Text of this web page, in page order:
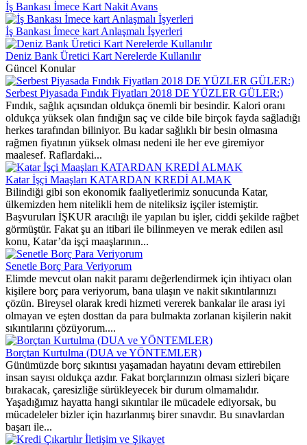
İş Bankası İmece Kart Nakit Avans
İş Bankası İmece kart Anlaşmalı İşyerleri
Deniz Bank Üretici Kart Nerelerde Kullanılır
Güncel Konular
Serbest Piyasada Fındık Fiyatları 2018 DE YÜZLER GÜLER:)
Fındık, sağlık açısından oldukça önemli bir besindir. Kalori oranı
oldukça yüksek olan fındığın saç ve cilde bile birçok fayda sağladığı
herkes tarafından biliniyor. Bu kadar sağlıklı bir besin olmasına
rağmen fiyatının yüksek olması nedeni ile her eve giremiyor
maalesef. Raflardaki...
Katar İşçi Maaşları KATARDAN KREDİ ALMAK
Bilindiği gibi son ekonomik faaliyetlerimiz sonucunda Katar,
ülkemizden hem nitelikli hem de niteliksiz işçiler istemiştir.
Başvuruları İŞKUR aracılığı ile yapılan bu işler, ciddi şekilde rağbet
görmüştür. Fakat şu an itibari ile bilinmeyen ve merak edilen asıl
konu, Katar’da işçi maaşlarının...
Senetle Borç Para Veriyorum
Elimde mevcut olan nakit paramı değerlendirmek için ihtiyacı olan
kişilere borç para veriyorum, bana ulaşın ve nakit sıkıntılarınızı
çözün. Bireysel olarak kredi hizmeti vererek bankalar ile arası iyi
olmayan ve eşten dosttan da para bulmakta zorlanan kişilerin nakit
sıkıntılarını çözüyorum....
Borçtan Kurtulma (DUA ve YÖNTEMLER)
Günümüzde borç sıkıntısı yaşamadan hayatını devam ettirebilen
insan sayısı oldukça azdır. Fakat borçlarınızın olması sizleri biçare
bırakacak, çaresizliğe sürükleyecek bir durum olmamalıdır.
Yaşadığımız hayatta hangi sıkıntılar ile mücadele ediyorsak, bu
mücadeleler bizler için hazırlanmış birer sınavdır. Bu sınavlardan
başarı ile...